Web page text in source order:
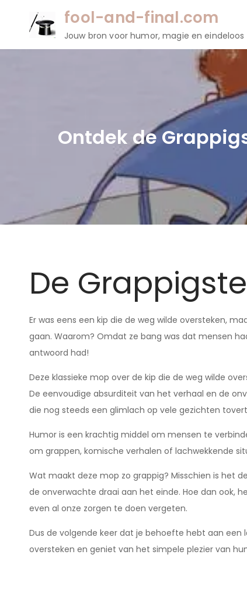
fool-and-final.com
Jouw bron voor humor, magie en eindeloos
Ontdek de
De
Er was eens een kip die de weg wilde oversteken,
gaan. Waarom? Omdat ze bang was dat mensen
antwoord had!
Deze klassieke mop over de kip die de weg wilde
De eenvoudige absurditeit van het verhaal en de
die nog steeds een glimlach op vele gezichten
Humor is een krachtig middel om mensen te
om grappen, komische verhalen of lachwekkende
Wat maakt deze mop zo grappig? Misschien is het
de onverwachte draai aan het einde. Hoe dan ook,
even al onze zorgen te doen vergeten.
Dus de volgende keer dat je behoefte hebt aan een
oversteken en geniet van het simpele plezier van